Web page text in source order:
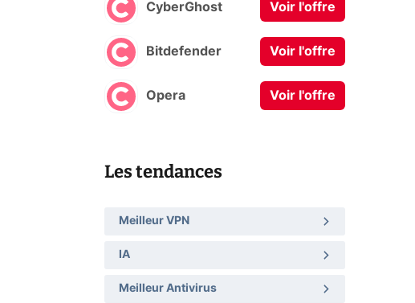
CyberGhost Voir l'offre
Bitdefender Voir l'offre
Opera Voir l'offre
Les tendances
Meilleur VPN
IA
Meilleur Antivirus